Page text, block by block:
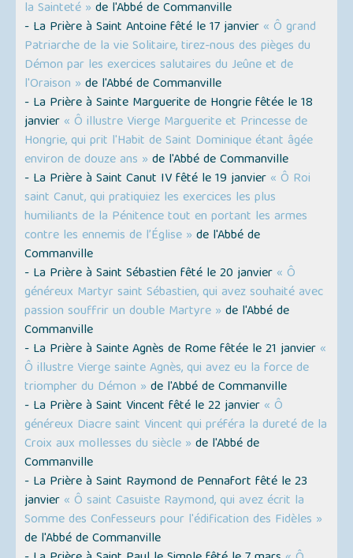
la Sainteté » de l'Abbé de Commanville
- La Prière à Saint Antoine fêté le 17 janvier « Ô grand
Patriarche de la vie Solitaire, tirez-nous des pièges du
Démon par les exercices salutaires du Jeûne et de
l'Oraison » de l'Abbé de Commanville
- La Prière à Sainte Marguerite de Hongrie fêtée le 18
janvier « Ô illustre Vierge Marguerite et Princesse de
Hongrie, qui prit l'Habit de Saint Dominique étant âgée
environ de douze ans » de l'Abbé de Commanville
- La Prière à Saint Canut IV fêté le 19 janvier « Ô Roi
saint Canut, qui pratiquiez les exercices les plus
humiliants de la Pénitence tout en portant les armes
contre les ennemis de l’Église » de l'Abbé de
Commanville
- La Prière à Saint Sébastien fêté le 20 janvier « Ô
généreux Martyr saint Sébastien, qui avez souhaité avec
passion souffrir un double Martyre » de l'Abbé de
Commanville
- La Prière à Sainte Agnès de Rome fêtée le 21 janvier «
Ô illustre Vierge sainte Agnès, qui avez eu la force de
triompher du Démon » de l'Abbé de Commanville
- La Prière à Saint Vincent fêté le 22 janvier « Ô
généreux Diacre saint Vincent qui préféra la dureté de la
Croix aux mollesses du siècle » de l'Abbé de
Commanville
- La Prière à Saint Raymond de Pennafort fêté le 23
janvier « Ô saint Casuiste Raymond, qui avez écrit la
Somme des Confesseurs pour l'édification des Fidèles »
de l'Abbé de Commanville